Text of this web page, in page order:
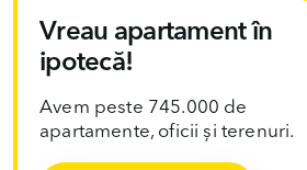
Vreau apartament în
ipotecă!
Avem peste 745.000 de
apartamente, oficii și terenuri.